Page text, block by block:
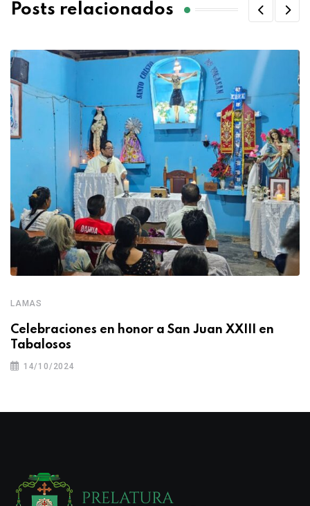
Posts relacionados
LAMAS
Celebraciones en honor a San Juan XXIII en
Tabalosos
14/10/2024